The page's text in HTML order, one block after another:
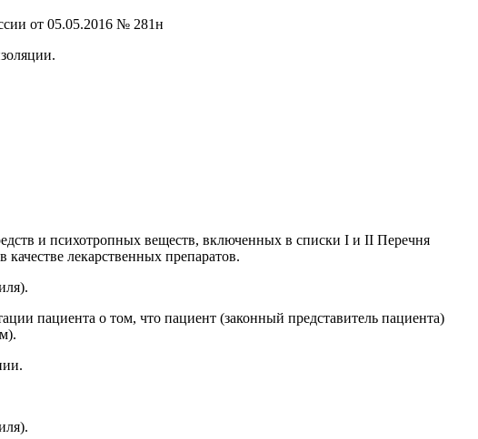
от 05.05.2016 № 281н
и психотропных веществ, включенных в списки I и II Перечня
лекарственных препаратов.
пациента о том, что пациент (законный представитель пациента)